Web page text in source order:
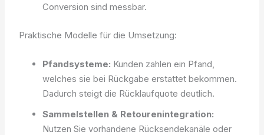
Conversion sind messbar.
Praktische Modelle für die Umsetzung:
Pfandsysteme: Kunden zahlen ein Pfand,
welches sie bei Rückgabe erstattet bekommen.
Dadurch steigt die Rücklaufquote deutlich.
Sammelstellen & Retourenintegration:
Nutzen Sie vorhandene Rücksendekanäle oder